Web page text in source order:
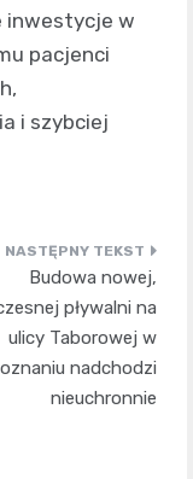
inwestycje w
pacjenci
i szybciej
Budowa nowej,
pływalni na
ulicy Taborowej w
nadchodzi
nieuchronnie